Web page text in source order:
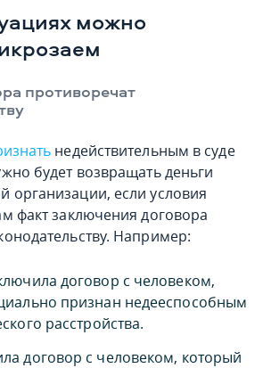
можно
противоречат
недействительным в суде
будет возвращать деньги
организации, если условия
факт заключения договора
Например:
договор с человеком,
признан недееспособным
расстройства.
договор с человеком, который